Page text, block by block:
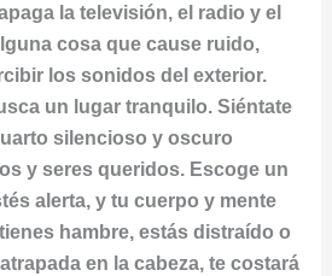
la televisión, el radio y el
cosa que cause ruido,
los sonidos del exterior.
un lugar tranquilo. Siéntate
silencioso y oscuro
y seres queridos. Escoge un
alerta, y tu cuerpo y mente
hambre, estás distraído o
en la cabeza, te costará